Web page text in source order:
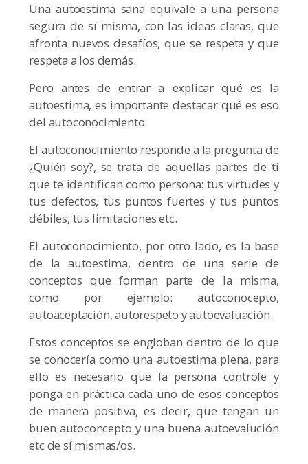
Una autoestima sana equivale a una persona
segura de sí misma, con las ideas claras, que
afronta nuevos desafíos, que se respeta y que
respeta a los demás.
Pero antes de entrar a explicar qué es la
autoestima, es importante destacar qué es eso
del autoconocimiento.
El autoconocimiento responde a la pregunta de
¿Quién soy?, se trata de aquellas partes de ti
que te identifican como persona: tus virtudes y
tus defectos, tus puntos fuertes y tus puntos
débiles, tus limitaciones etc.
El autoconocimiento, por otro lado, es la base
de la autoestima, dentro de una serie de
conceptos que forman parte de la misma,
como por ejemplo: autoconocepto,
autoaceptación, autorespeto y autoevaluación.
Estos conceptos se engloban dentro de lo que
se conocería como una autoestima plena, para
ello es necesario que la persona controle y
ponga en práctica cada uno de esos conceptos
de manera positiva, es decir, que tengan un
buen autoconcepto y una buena autoevalución
etc de sí mismas/os.